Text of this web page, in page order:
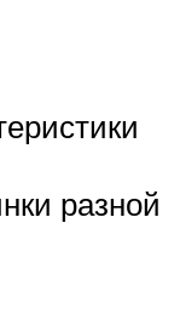
разной